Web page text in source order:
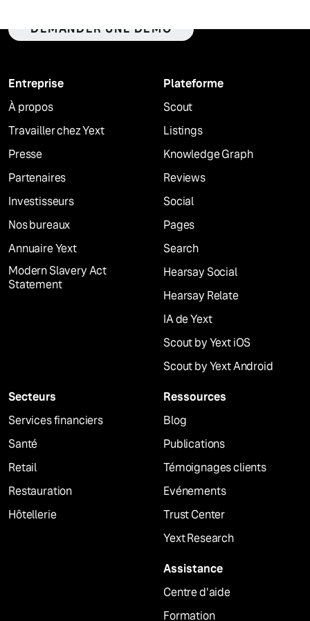
DEMANDER UNE DÉMO
Entreprise
À propos
Travailler chez Yext
Presse
Partenaires
Investisseurs
Nos bureaux
Annuaire Yext
Modern Slavery Act
Statement
Plateforme
Scout
Listings
Knowledge Graph
Reviews
Social
Pages
Search
Hearsay Social
Hearsay Relate
IA de Yext
Scout by Yext iOS
Scout by Yext Android
Secteurs
Services financiers
Santé
Retail
Restauration
Hôtellerie
Ressources
Blog
Publications
Témoignages clients
Evénements
Trust Center
Yext Research
Assistance
Centre d'aide
Formation